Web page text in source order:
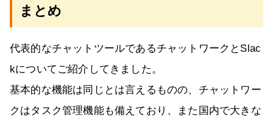
まとめ
代表的なチャットツールであるチャットワークとSlac
kについてご紹介してきました。
基本的な機能は同じとは言えるものの、チャットワー
クはタスク管理機能も備えており、また国内で大きな